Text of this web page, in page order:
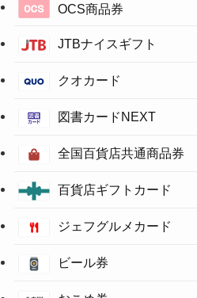
OCS商品券
JTBナイスギフト
クオカード
図書カードNEXT
全国百貨店共通商品券
百貨店ギフトカード
ジェフグルメカード
ビール券